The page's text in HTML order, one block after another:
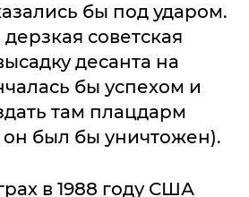
бы под ударом.
советская
десанта на
бы успехом и
там плацдарм
он был бы уничтожен).
в 1988 году США